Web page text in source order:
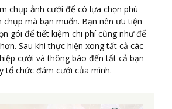
chụp ảnh cưới để có lựa chọn phù
chụp mà bạn muốn. Bạn nên ưu tiện
gói để tiết kiệm chi phí cũng như để
Sau khi thực hiện xong tất cả các
cưới và thông báo đến tất cả bạn
tổ chức đám cưới của mình.